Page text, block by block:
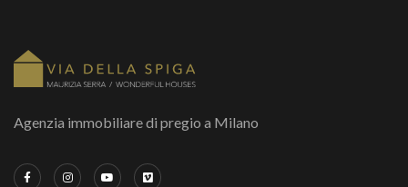
Agenzia immobiliare di pregio a Milano